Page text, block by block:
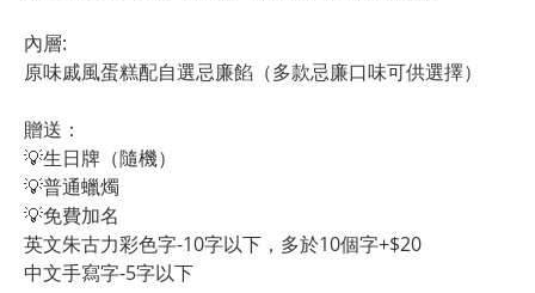
內層:
原味戚風蛋糕配自選忌廉餡（多款忌廉口味可供選擇）
贈送：
💡生日牌（隨機）
💡普通蠟燭
💡免費加名
英文朱古力彩色字-10字以下，多於10個字+$20
中文手寫字-5字以下